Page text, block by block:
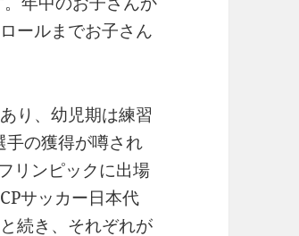
ールまでお子さん
り、幼児期は練習
手の獲得が噂され
リンピックに出場
サッカー日本代
続き、それぞれが